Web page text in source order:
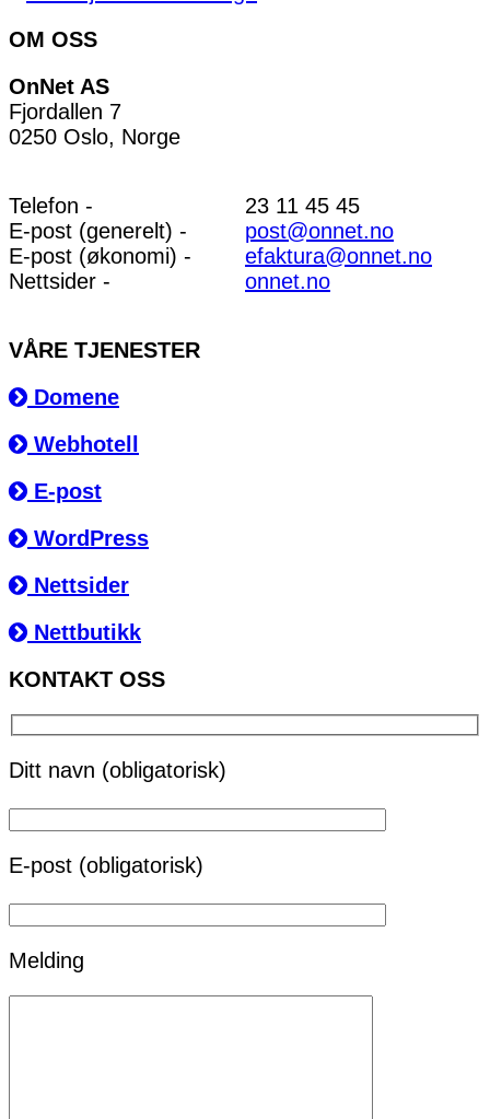
OM OSS
OnNet AS
Fjordallen 7
0250 Oslo, Norge
Telefon -
E-post (generelt) -
E-post (økonomi) -
Nettsider -
23 11 45 45
post@onnet.no
efaktura@onnet.no
onnet.no
VÅRE TJENESTER
Domene
Webhotell
E-post
WordPress
Nettsider
Nettbutikk
KONTAKT OSS
Ditt navn (obligatorisk)
E-post (obligatorisk)
Melding